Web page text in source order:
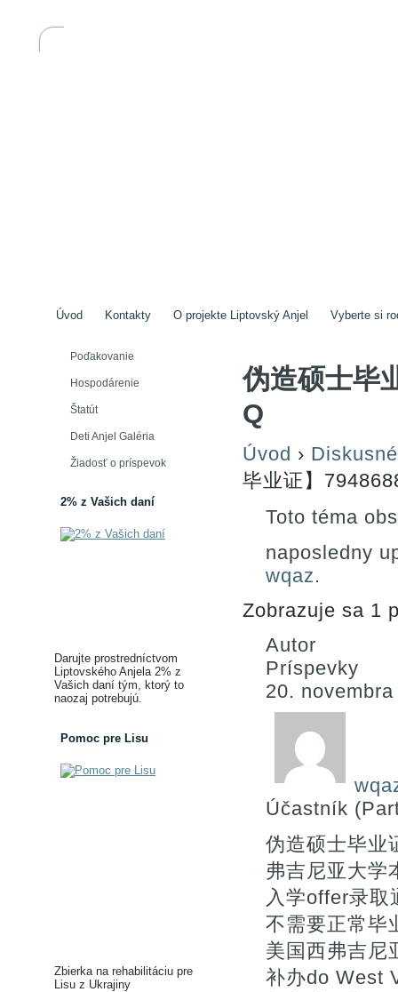
Úvod Kontakty O projekte Liptovský Anjel Vyberte si
Poďakovanie
Hospodárenie
Štatút
Deti Anjel Galéria
Žiadosť o príspevok
2% z Vašich daní
Darujte prostredníctvom
Liptovského Anjela 2% z
Vašich daní tým, ktorý to
naozaj potrebujú.
Pomoc pre Lisu
Zbierka na rehabilitáciu pre
Lisu z Ukrajiny
伪造硕士毕
Q
Úvod ›
毕业证】
Toto téma
naposledny
wqaz.
Zobrazuje sa 1
Autor
Príspevky
20.
Účastník
伪造硕士毕业
弗吉尼亚大学
入学offer录
不需要正常毕
美国西弗吉尼
补办do West